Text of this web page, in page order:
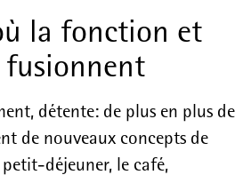
la fonction et
fusionnent
détente: de plus en plus de
de nouveaux concepts de
déjeuner, le café,